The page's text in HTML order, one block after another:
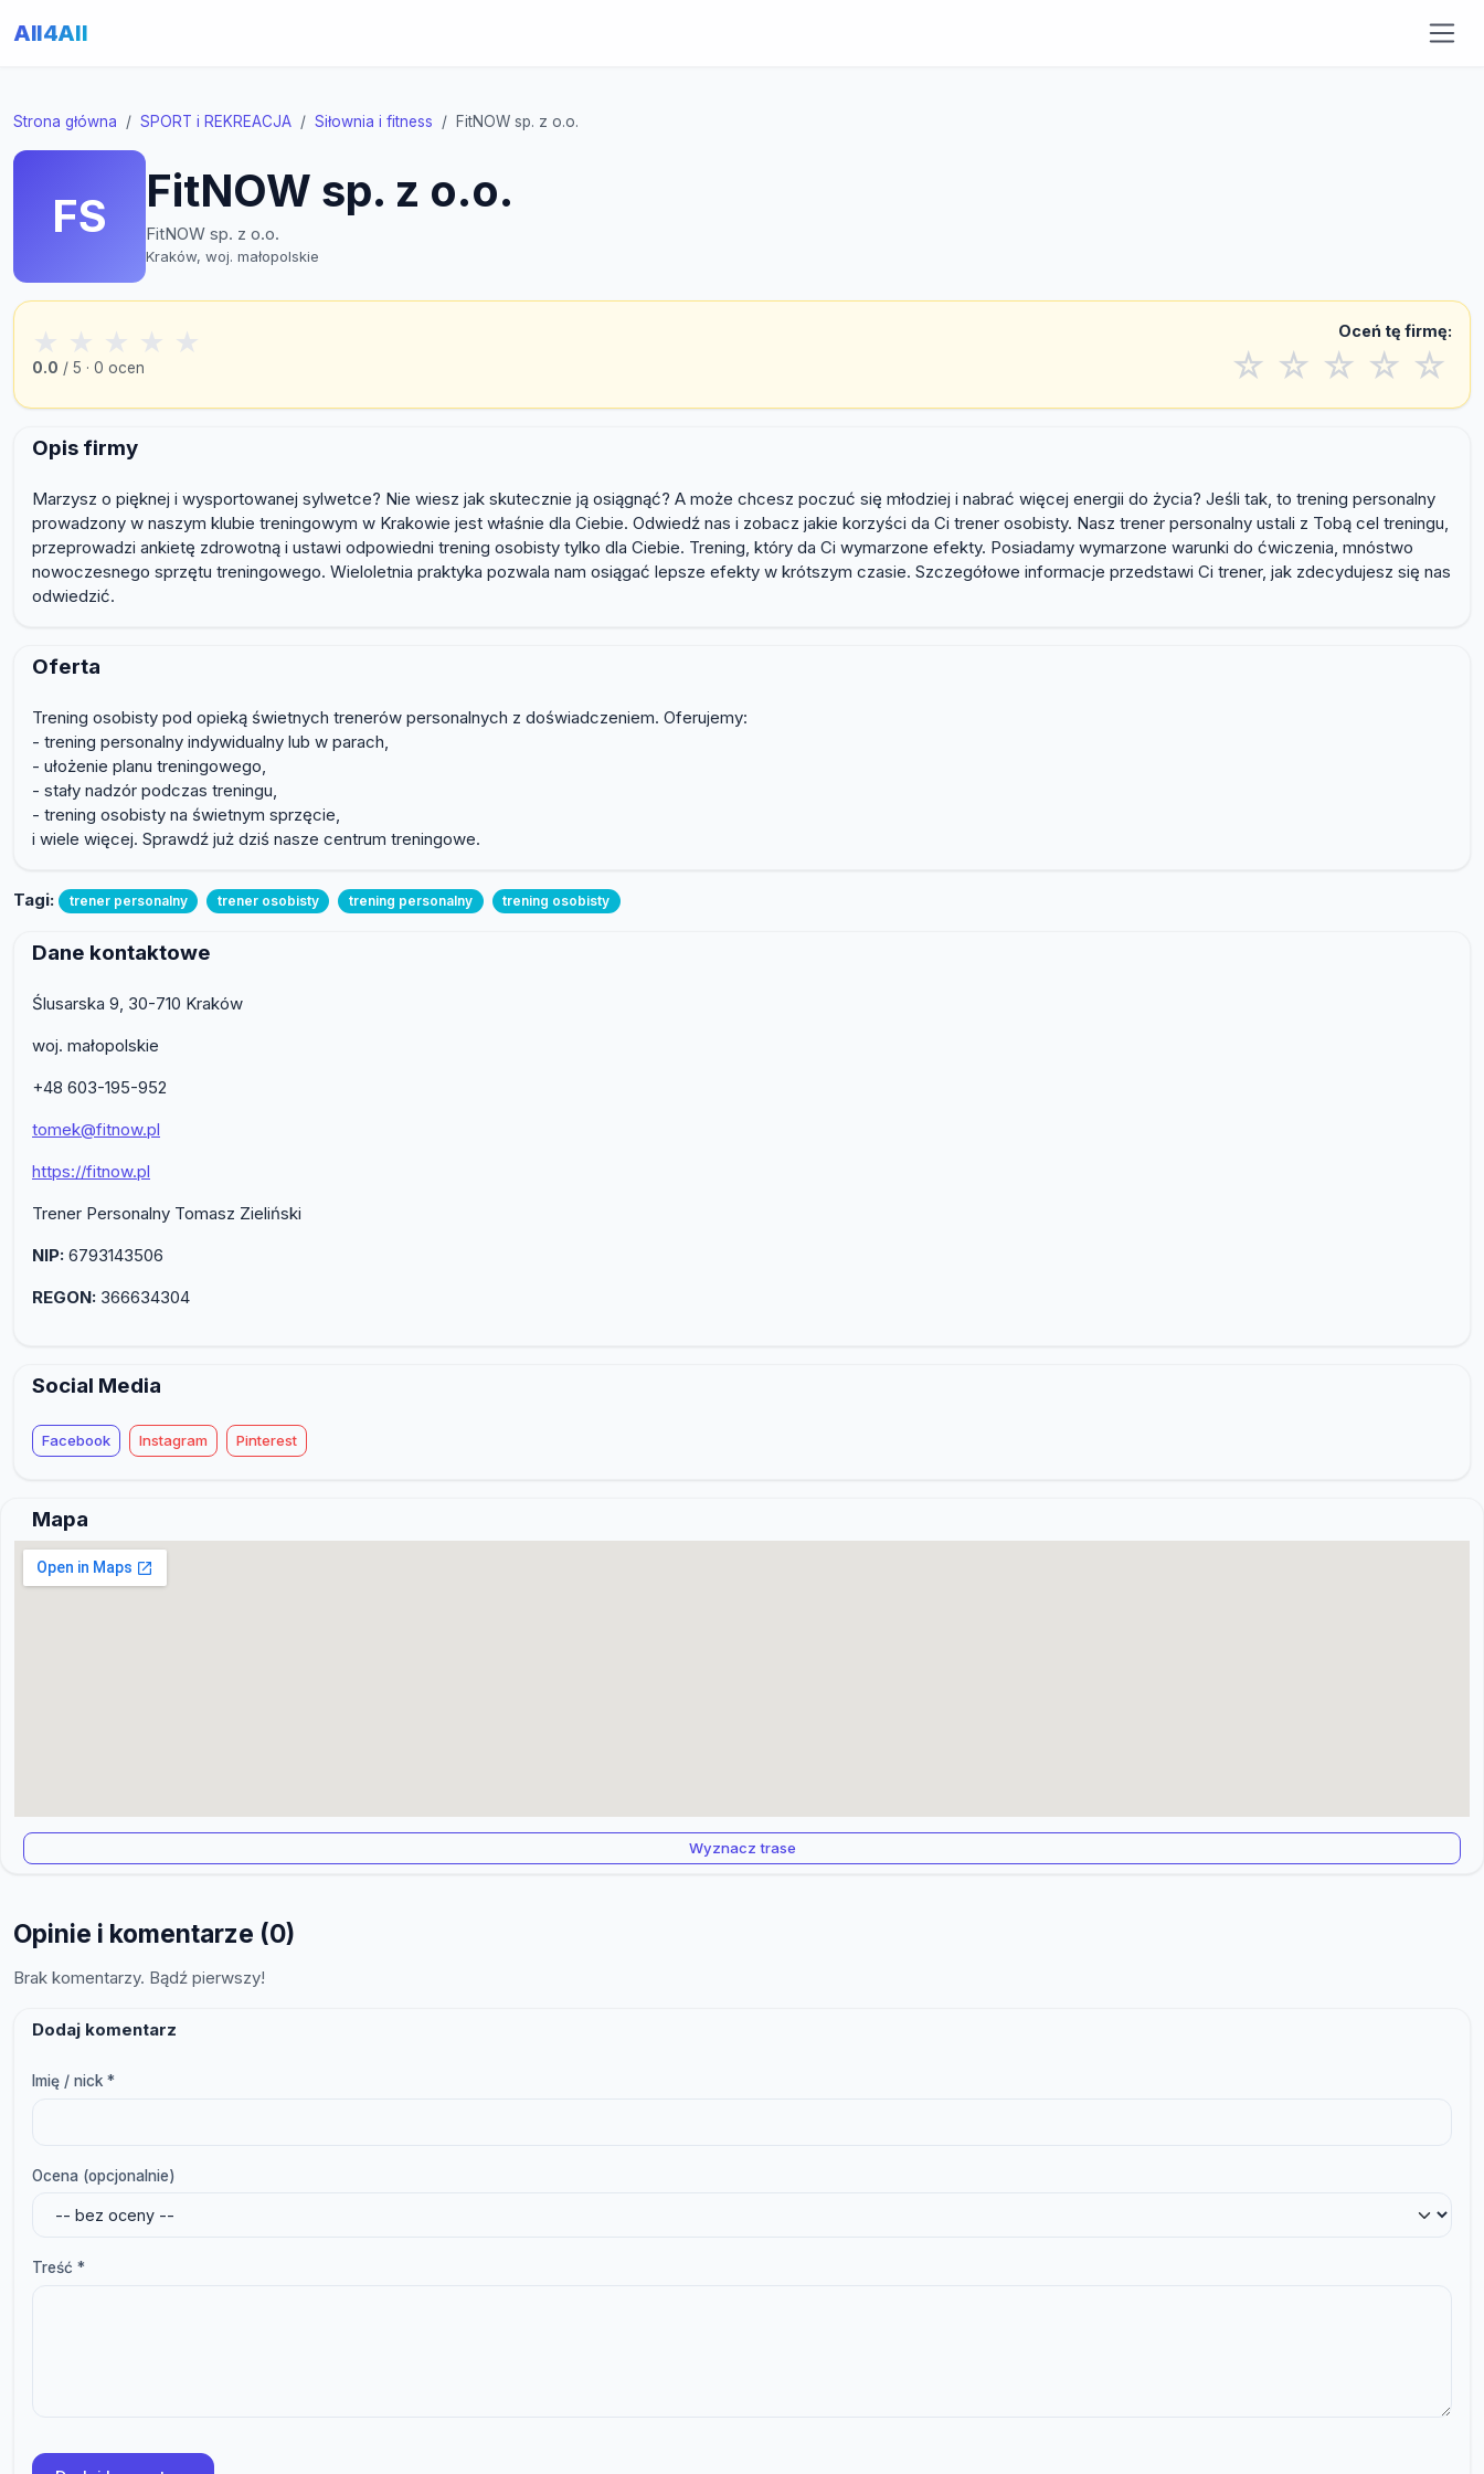
All4All
Strona główna SPORT i REKREACJA Siłownia i fitness FitNOW sp. z o.o.
FS FitNOW sp. z o.o.
FitNOW sp. z o.o.
Kraków, woj. małopolskie
★ ★ ★ ★ ★
0.0 / 5 · 0 ocen
Oceń tę firmę:
☆ ☆ ☆ ☆ ☆
Opis firmy
Marzysz o pięknej i wysportowanej sylwetce? Nie wiesz jak skutecznie ją osiągnąć? A może chcesz poczuć się młodziej i nabrać więcej energii do życia? Jeśli tak, to trening personalny
prowadzony w naszym klubie treningowym w Krakowie jest właśnie dla Ciebie. Odwiedź nas i zobacz jakie korzyści da Ci trener osobisty. Nasz trener personalny ustali z Tobą cel treningu,
przeprowadzi ankietę zdrowotną i ustawi odpowiedni trening osobisty tylko dla Ciebie. Trening, który da Ci wymarzone efekty. Posiadamy wymarzone warunki do ćwiczenia, mnóstwo
nowoczesnego sprzętu treningowego. Wieloletnia praktyka pozwala nam osiągać lepsze efekty w krótszym czasie. Szczegółowe informacje przedstawi Ci trener, jak zdecydujesz się nas
odwiedzić.
Oferta
Trening osobisty pod opieką świetnych trenerów personalnych z doświadczeniem. Oferujemy:
- trening personalny indywidualny lub w parach,
- ułożenie planu treningowego,
- stały nadzór podczas treningu,
- trening osobisty na świetnym sprzęcie,
i wiele więcej. Sprawdź już dziś nasze centrum treningowe.
Tagi: trener personalny trener osobisty trening personalny trening osobisty
Dane kontaktowe
Ślusarska 9, 30-710 Kraków
woj. małopolskie
+48 603-195-952
tomek@fitnow.pl
https://fitnow.pl
Trener Personalny Tomasz Zieliński
NIP: 6793143506
REGON: 366634304
Social Media
Facebook Instagram Pinterest
Mapa
Wyznacz trase
Opinie i komentarze (0)
Brak komentarzy. Bądź pierwszy!
Dodaj komentarz
Imię / nick *
Ocena (opcjonalnie)
Treść *